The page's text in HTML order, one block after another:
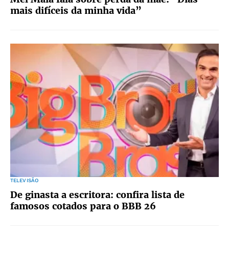
mais difíceis da minha vida”
TELEVISÃO
De ginasta a escritora: confira lista de
famosos cotados para o BBB 26